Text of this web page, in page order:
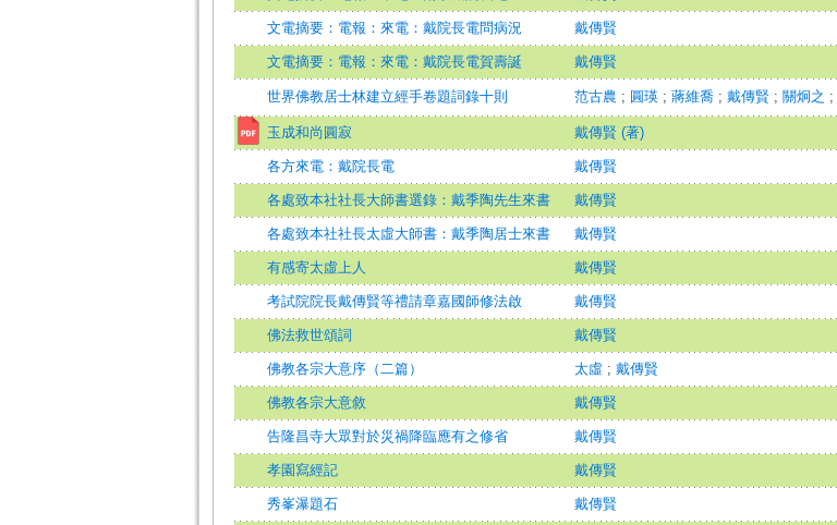
文電摘要：電報：來電：戴院長電問病況 戴傳賢
文電摘要：電報：來電：戴院長電賀壽誕 戴傳賢
世界佛教居士林建立經手卷題詞錄十則 范古農 ; 圓瑛 ; 蔣維喬 ; 戴傳賢 ; 關炯之 ;
玉成和尚圓寂
戴傳賢 (著)
各方來電：戴院長電 戴傳賢
各處致本社社長大師書選錄：戴季陶先生來書 戴傳賢
各處致本社社長太虛大師書：戴季陶居士來書 戴傳賢
有感寄太虛上人 戴傳賢
考試院院長戴傳賢等禮請章嘉國師修法啟 戴傳賢
佛法救世頌詞 戴傳賢
佛教各宗大意序（二篇） 太虛 ; 戴傳賢
佛教各宗大意敘 戴傳賢
告隆昌寺大眾對於災禍降臨應有之修省 戴傳賢
孝園寫經記 戴傳賢
秀峯瀑題石 戴傳賢